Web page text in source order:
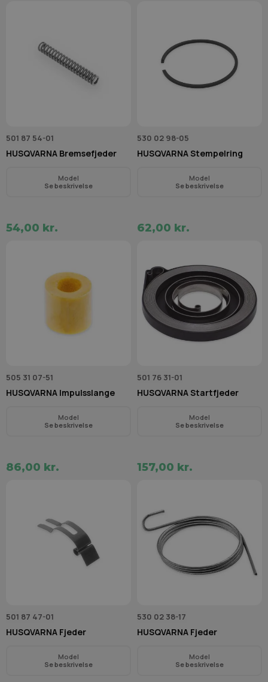
501 87 54-01
HUSQVARNA Bremsefjeder
Model
Se beskrivelse
54,00 kr.
530 02 98-05
HUSQVARNA Stempelring
Model
Se beskrivelse
62,00 kr.
505 31 07-51
HUSQVARNA Impulsslange
Model
Se beskrivelse
86,00 kr.
501 76 31-01
HUSQVARNA Startfjeder
Model
Se beskrivelse
157,00 kr.
501 87 47-01
HUSQVARNA Fjeder
Model
Se beskrivelse
530 02 38-17
HUSQVARNA Fjeder
Model
Se beskrivelse